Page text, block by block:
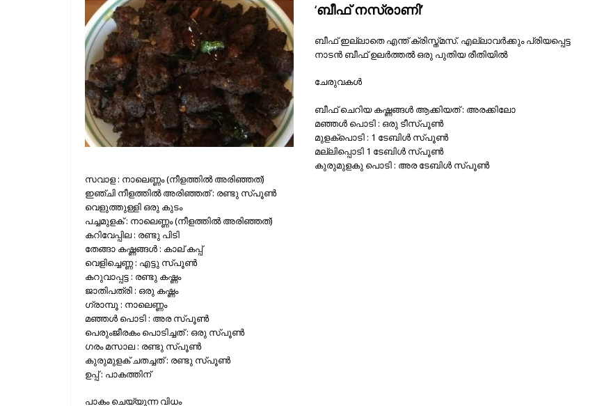
‘ബീഫ് നസ്രാണി’
ബീഫ് ഇല്ലാതെ എന്ത് ക്രിസ്ത്മസ്. എല്ലാവര്‍ക്കും പ്രിയപ്പെട്ട
നാടന്‍ ബീഫ് ഉലര്‍ത്തല്‍ ഒരു പുതിയ രീതിയില്‍
ചേരുവകള്‍
ബീഫ് ചെറിയ കഷ്ണങ്ങള്‍ ആക്കിയത് : അരക്കിലോ
മഞ്ഞള്‍ പൊടി : ഒരു ടീസ്പൂണ്‍
മുളക്‌പൊടി : 1 ടേബിള്‍ സ്പൂണ്‍
മല്ലിപ്പൊടി 1 ടേബിള്‍ സ്പൂണ്‍
കുരുമുളകു പൊടി : അര ടേബിള്‍ സ്പൂണ്‍
സവാള : നാലെണ്ണം (നീളത്തില്‍ അരിഞ്ഞത്)
ഇഞ്ചി നീളത്തില്‍ അരിഞ്ഞത് : രണ്ടു സ്പൂണ്‍
വെളുത്തുള്ളി ഒരു കുടം
പച്ചമുളക് : നാലെണ്ണം (നീളത്തില്‍ അരിഞ്ഞത്)
കറിവേപ്പില : രണ്ടു പിടി
തേങ്ങാ കഷ്ണങ്ങള്‍ : കാല് കപ്പ്
വെളിച്ചെണ്ണ : എട്ടു സ്പൂണ്‍
കറുവാപ്പട്ട : രണ്ടു കഷ്ണം
ജാതിപത്രി : ഒരു കഷ്ണം
ഗ്രാമ്പൂ : നാലെണ്ണം
മഞ്ഞള്‍ പൊടി : അര സ്പൂണ്‍
പെരുംജീരകം പൊടിച്ചത് : ഒരു സ്പൂണ്‍
ഗരം മസാല : രണ്ടു സ്പൂണ്‍
കുരുമുളക് ചതച്ചത് : രണ്ടു സ്പൂണ്‍
ഉപ്പ് : പാകത്തിന്
പാകം ചെയ്യുന്ന വിധം